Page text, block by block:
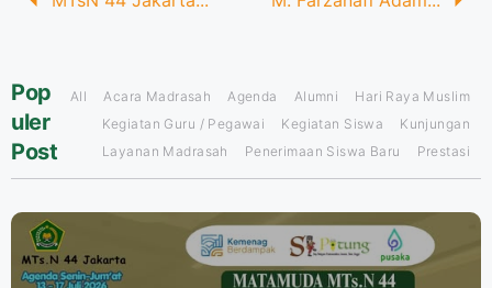
Pop
uler
Post
All Acara Madrasah Agenda Alumni
Hari Raya Muslim
Kegiatan Guru / Pegawai
Kegiatan Siswa
Kunjungan
Layanan Madrasah
Penerimaan Siswa Baru Prestasi